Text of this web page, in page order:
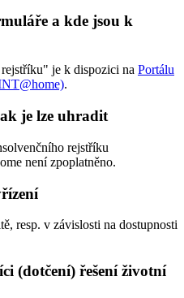
a kde jsou k
je k dispozici na Portálu
.
je lze uhradit
rejstříku
není zpoplatněno.
resp. v závislosti na dostupnosti
(dotčení) řešení životní